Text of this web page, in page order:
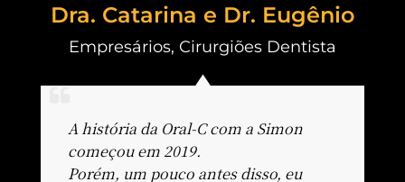
Dra. Catarina e Dr. Eugênio
Empresários, Cirurgiões Dentista
A história da Oral-C com a Simon
começou em 2019.
Porém, um pouco antes disso, eu